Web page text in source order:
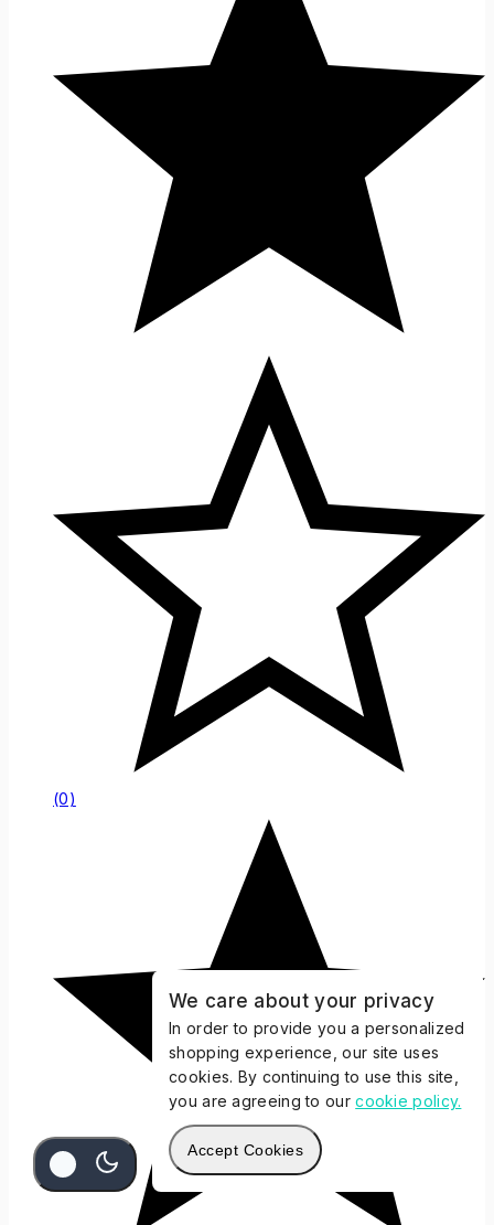
(0)
We care about your privacy
In order to provide you a personalized
shopping experience, our site uses
cookies. By continuing to use this site,
you are agreeing to ourcookie policy.
Accept Cookies